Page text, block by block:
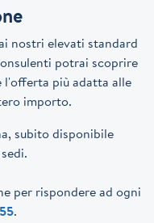
nostri elevati standard
potrai scoprire
l'offerta più adatta alle
importo.
subito disponibile
per rispondere ad ogni
.